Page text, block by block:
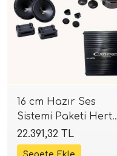
16 cm Hazır Ses
Sistemi Paketi Hertz
DPK 165 2 Takım ve
Cadence Q 4.80
22.391,32 TL